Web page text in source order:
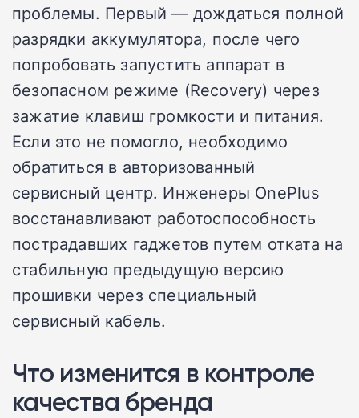
проблемы. Первый — дождаться полной
разрядки аккумулятора, после чего
попробовать запустить аппарат в
безопасном режиме (Recovery) через
зажатие клавиш громкости и питания.
Если это не помогло, необходимо
обратиться в авторизованный
сервисный центр. Инженеры OnePlus
восстанавливают работоспособность
пострадавших гаджетов путем отката на
стабильную предыдущую версию
прошивки через специальный
сервисный кабель.
Что изменится в контроле
качества бренда